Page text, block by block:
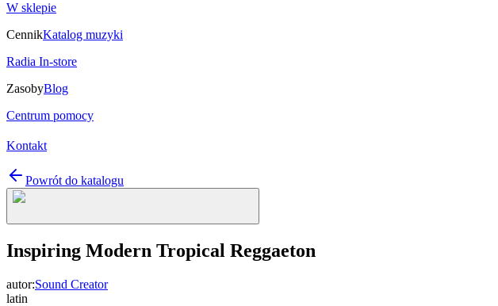
W sklepie
CennikKatalog muzyki
Radia In-store
ZasobyBlog
Centrum pomocy
Kontakt
Powrót do katalogu
Inspiring Modern Tropical Reggaeton
autor:Sound Creator
latin